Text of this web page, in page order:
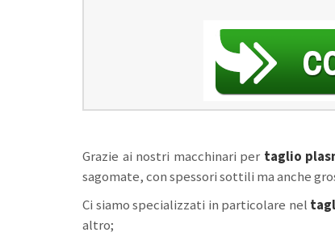
Grazie ai nostri macchinari per taglio
sagomate, con spessori sottili ma anche
Ci siamo specializzati in particolare nel
altro;